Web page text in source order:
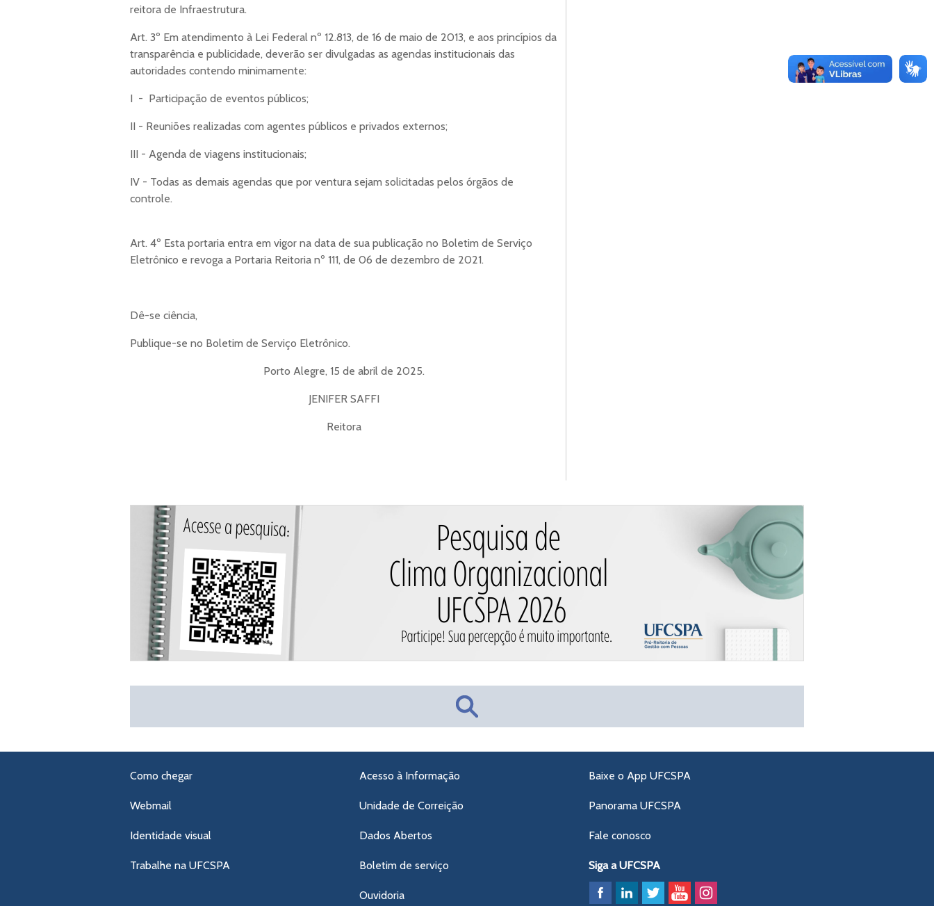
reitora de Infraestrutura.
Art. 3º Em atendimento à Lei Federal nº 12.813, de 16 de maio de 2013, e aos princípios da
transparência e publicidade, deverão ser divulgadas as agendas institucionais das
autoridades contendo minimamente:
I - Participação de eventos públicos;
II - Reuniões realizadas com agentes públicos e privados externos;
III - Agenda de viagens institucionais;
IV - Todas as demais agendas que por ventura sejam solicitadas pelos órgãos de
controle.
Art. 4º Esta portaria entra em vigor na data de sua publicação no Boletim de Serviço
Eletrônico e revoga a Portaria Reitoria nº 111, de 06 de dezembro de 2021.
Dê-se ciência,
Publique-se no Boletim de Serviço Eletrônico.
Porto Alegre, 15 de abril de 2025.
JENIFER SAFFI
Reitora
Como chegar
Webmail
Identidade visual
Trabalhe na UFCSPA
Acesso à Informação
Unidade de Correição
Dados Abertos
Boletim de serviço
Ouvidoria
Baixe o App UFCSPA
Panorama UFCSPA
Fale conosco
Siga a UFCSPA